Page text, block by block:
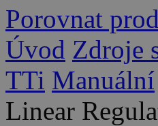
Porovnat
Úvod Zdroje
TTi Manuální
Linear